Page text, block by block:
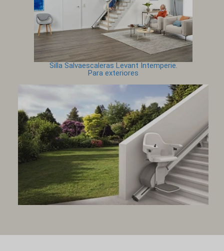
Silla Salvaescaleras Levant Intemperie.
Para exteriores